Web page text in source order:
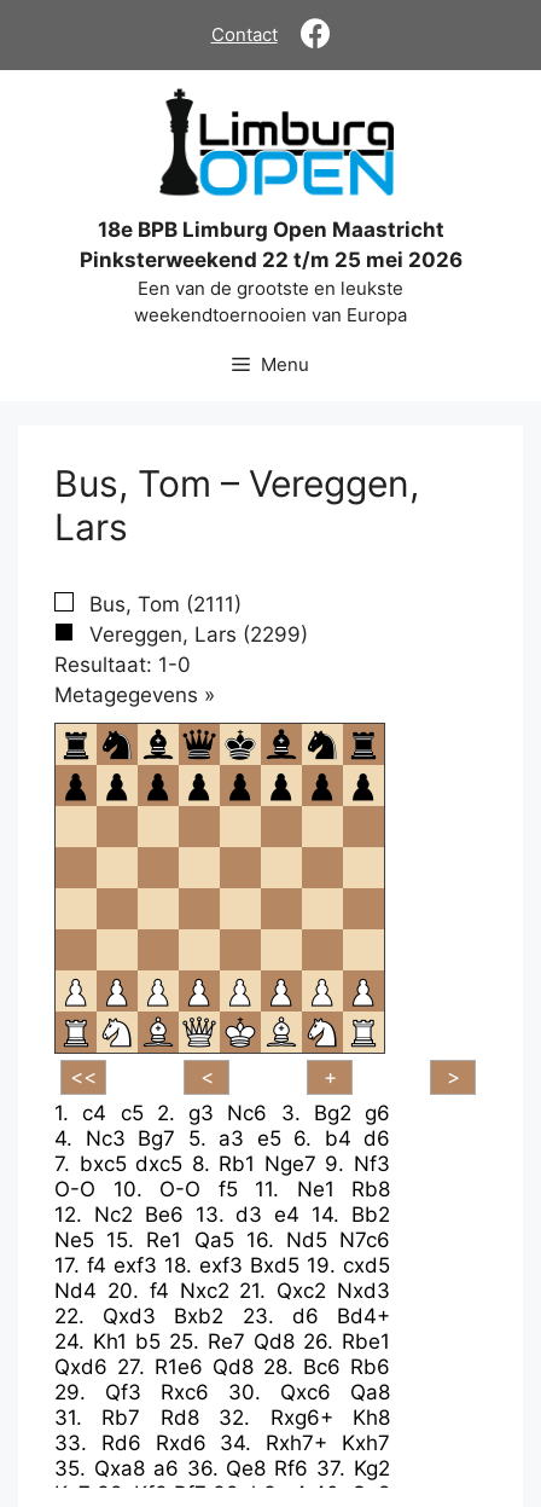
de
Contact
18e BPB Limburg Open Maastricht
Pinksterweekend 22 t/m 25 mei 2026
Een van de grootste en leukste
weekendtoernooien van Europa
Menu
Bus, Tom – Vereggen,
Lars
Bus, Tom (2111)
Vereggen, Lars (2299)
Resultaat: 1-0
Metagegevens »
om
te
openen.
1.c4 c5 2. g3 Nc6 3. Bg2 g6
4. Nc3 Bg7 5. a3 e5 6. b4 d6
7. bxc5 dxc5 8. Rb1 Nge7 9. Nf3
O-O
10. O-O f5 11. Ne1
Rb8
12. Nc2 Be6 13.d3 e4 14. Bb2
Ne5 15. Re1 Qa5 16. Nd5 N7c6
17. f4 exf3 18. exf3 Bxd5 19. cxd5
Nd4 20. f4 Nxc2 21. Qxc2 Nxd3
22. Qxd3 Bxb2 23. d6
Bd4+
24. Kh1 b5 25. Re7 Qd8 26. Rbe1
Qxd6 27. R1e6 Qd8 28. Bc6 Rb6
29. Qf3 Rxc6 30. Qxc6
Qa8
31. Rb7 Rd8 32. Rxg6+
Kh8
33. Rd6 Rxd6 34. Rxh7+
Kxh7
35. Qxa8 a6 36. Qe8 Rf6 37. Kg2
Kg7 38. Kf3 Rf7 39. h3 c4 40.
Qc8